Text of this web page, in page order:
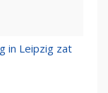
in Leipzig zat